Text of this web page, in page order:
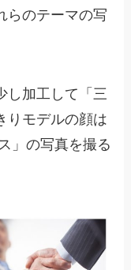
らのテーマの写
し加工して「三
りモデルの顔は
」の写真を撮る